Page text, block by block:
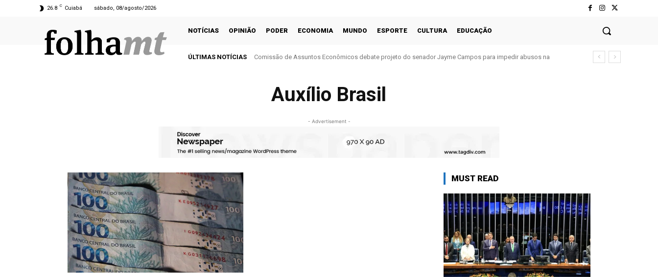
26.8 C Cuiabá sábado, 08/agosto/2026
NOTÍCIAS OPINIÃO PODER ECONOMIA MUNDO ESPORTE CULTURA EDUCAÇÃO
ÚLTIMAS NOTÍCIAS
Comissão de Assuntos Econômicos debate projeto do senador Jayme Campos para impedir abusos na
Auxílio Brasil
- Advertisement -
MUST READ